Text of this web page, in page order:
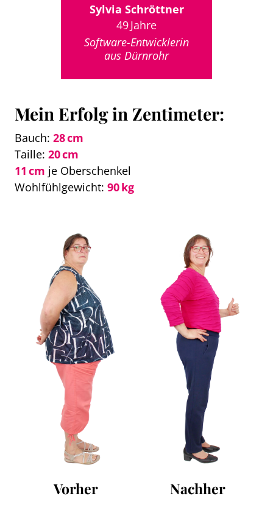
Sylvia Schröttner
49 Jahre
Software-Entwicklerin
aus Dürnrohr
Mein Erfolg in Zentimeter:
Bauch: 28 cm
Taille: 20 cm
11 cm je Oberschenkel
Wohlfühlgewicht: 90 kg
Vorher Nachher